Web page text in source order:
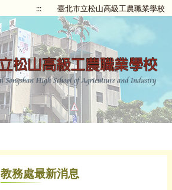
::: 臺北市立松山高級工農職業學校
教務處最新消息